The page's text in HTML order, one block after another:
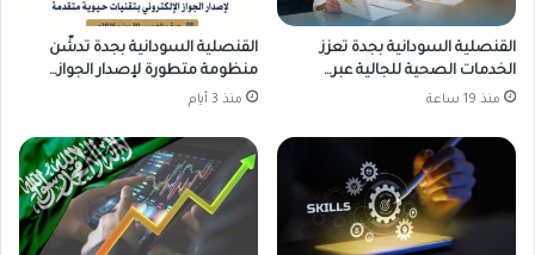
القنصلية السودانية بجدة تعزز
الخدمات الصحية للجالية عبر…
منذ 19 ساعة
القنصلية السودانية بجدة تدشّن
منظومة متطورة لإصدار الجواز…
منذ 3 أيام